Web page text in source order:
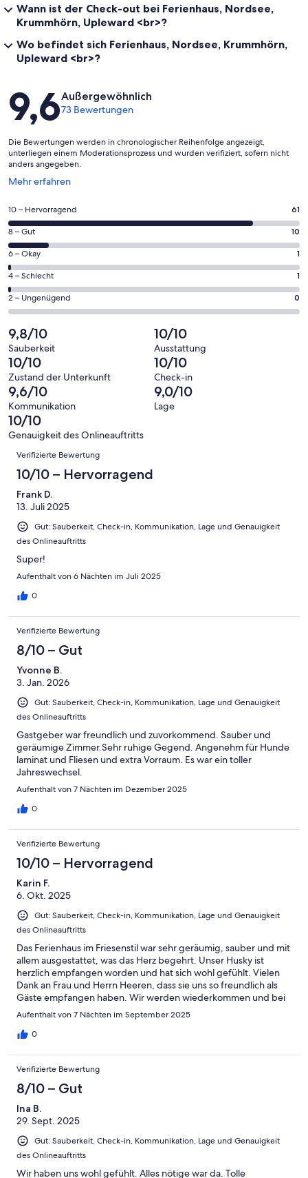
Wann ist der Check-out bei Ferienhaus, Nordsee,
Krummhörn, Upleward <br>?
Wo befindet sich Ferienhaus, Nordsee, Krummhörn,
Upleward <br>?
Bewertungen
9,6Außergewöhnlich
73 Bewertungen
Die Bewertungen werden in chronologischer Reihenfolge angezeigt,
unterliegen einem Moderationsprozess und wurden verifiziert, sofern nicht
anders angegeben.
Mehr erfahren
Wird
einem
neuen
Fenster
geöffnet
61
von
insgesamt
73
Gästebewertungen
haben
eine
Bewertung
von
10
-
Hervorragend
10 – Hervorragend 61
10
von
insgesamt
73
Gästebewertungen
haben
eine
Bewertung
von
8
-
Gut
8 – Gut 10
1
von
insgesamt
73
Gästebewertungen
haben
eine
Bewertung
von
6
-
Okay
6 – Okay 1
1
von
insgesamt
Gästebewertungen
haben
eine
Bewertung
von
4
-
Schlecht
4 – Schlecht 1
0
von
insgesamt
73
Gästebewertungen
haben
eine
Bewertung
von
2
-
Ungenügend
2 – Ungenügend 0
9,8/10
Sauberkeit
10/10
Ausstattung
10/10
Zustand der Unterkunft
10/10
Check-in
9,6/10
Kommunikation
9,0/10
Lage
10/10
Genauigkeit des Onlineauftritts
Bewertungen
Verifizierte Bewertung
10/10 – Hervorragend
Frank D.
13. Juli 2025
Gut: Sauberkeit, Check-in, Kommunikation, Lage und Genauigkeit
des Onlineauftritts
Super!
Aufenthalt von 6 Nächten im Juli 2025
0
Verifizierte Bewertung
8/10 – Gut
Yvonne B.
3. Jan. 2026
Gut: Sauberkeit, Check-in, Kommunikation, Lage und Genauigkeit
des Onlineauftritts
Gastgeber war freundlich und zuvorkommend. Sauber und
geräumige Zimmer.Sehr ruhige Gegend. Angenehm für Hunde
laminat und Fliesen und extra Vorraum. Es war ein toller
Jahreswechsel.
Aufenthalt von 7 Nächten im Dezember 2025
0
Verifizierte Bewertung
10/10 – Hervorragend
Karin F.
6. Okt. 2025
Gut: Sauberkeit, Check-in, Kommunikation, Lage und Genauigkeit
des Onlineauftritts
Das Ferienhaus im Friesenstil war sehr geräumig, sauber und mit
allem ausgestattet, was das Herz begehrt. Unser Husky ist
herzlich empfangen worden und hat sich wohl gefühlt. Vielen
Dank an Frau und Herrn Heeren, dass sie uns so freundlich als
Gäste empfangen haben. Wir werden wiederkommen und bei
Heerens unsere Seele baumeln lassen. Die Sonne und die
Aufenthalt von 7 Nächten im September 2025
0
Verifizierte Bewertung
8/10 – Gut
Ina B.
29. Sept. 2025
Gut: Sauberkeit, Check-in, Kommunikation, Lage und Genauigkeit
des Onlineauftritts
Wir haben uns wohl gefühlt. Alles nötige war da. Tolle